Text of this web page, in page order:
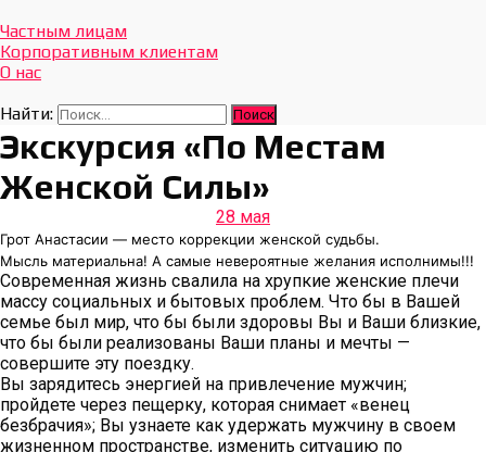
Отдых Без Границ
Эксклюзивные экскурсии по Севастополю и Крыму
Частным лицам
Корпоративным клиентам
О нас
Найти:
Экскурсия «По Местам
Женской Силы»
28 мая
Грот Анастасии — место коррекции женской судьбы.
Мысль материальна! А самые невероятные желания исполнимы!!!
Современная жизнь свалила на хрупкие женские плечи
массу социальных и бытовых проблем. Что бы в Вашей
семье был мир, что бы были здоровы Вы и Ваши близкие,
что бы были реализованы Ваши планы и мечты —
совершите эту поездку.
Вы зарядитесь энергией на привлечение мужчин;
пройдете через пещерку, которая снимает «венец
безбрачия»; Вы узнаете как удержать мужчину в своем
жизненном пространстве, изменить ситуацию по